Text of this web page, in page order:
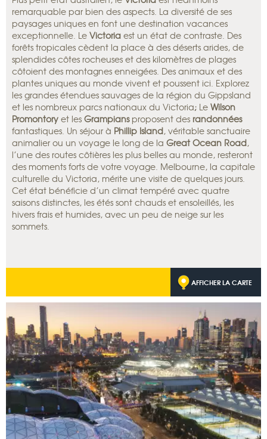
remarquable par bien des aspects. La diversité de ses
paysages uniques en font une destination vacances
exceptionnelle. Le Victoria est un état de contraste. Des
forêts tropicales cèdent la place à des déserts arides, de
splendides côtes rocheuses et des kilomètres de plages
côtoient des montagnes enneigées. Des animaux et des
plantes uniques au monde vivent et poussent ici. Explorez
les grandes étendues sauvages de la région du Gippsland
et les nombreux parcs nationaux du Victoria; Le Wilson
Promontory et les Grampiansproposent des randonnées
fantastiques. Un séjour à Phillip Island, véritable sanctuaire
animalier ou un voyage le long de la Great Ocean Road,
l’une des routes côtières les plus belles au monde, resteront
des moments forts de votre voyage. Melbourne, la capitale
culturelle du Victoria, mérite une visite de quelques jours.
Cet état bénéficie d’un climat tempéré avec quatre
saisons distinctes, les étés sont chauds et ensoleillés, les
hivers frais et humides, avec un peu de neige sur les
sommets.
AFFICHER LA CARTE